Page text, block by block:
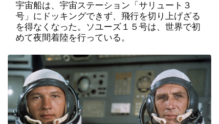
宇宙船は、宇宙ステーション「サリュート３
号」にドッキングできず、飛行を切り上げざる
を得なくなった。ソユーズ１５号は、世界で初
めて夜間着陸を行っている。